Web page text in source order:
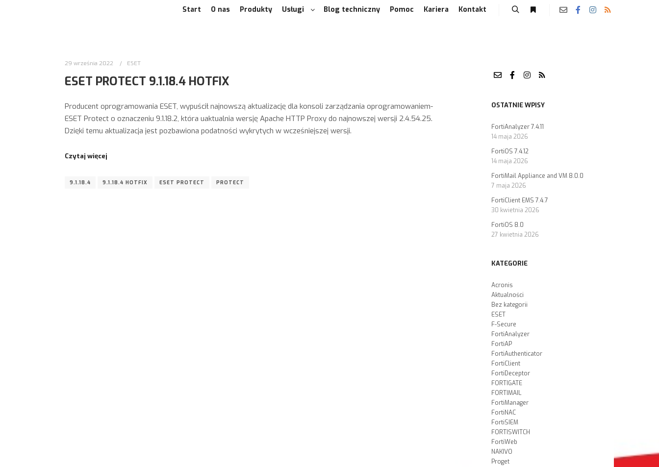
Start O nas Produkty Usługi Blog techniczny Pomoc Kariera Kontakt
29 września 2022 ESET
ESET PROTECT 9.1.18.4 HOTFIX
Producent oprogramowania ESET, wypuścił najnowszą aktualizację dla konsoli zarządzania oprogramowaniem-
ESET Protect o oznaczeniu 9.1.18.2, która uaktualnia wersję Apache HTTP Proxy do najnowszej wersji 2.4.54.25.
Dzięki temu aktualizacja jest pozbawiona podatności wykrytych w wcześniejszej wersji.
Czytaj więcej
9.1.18.4 9.1.18.4 HOTFIX ESET PROTECT PROTECT
OSTATNIE WPISY
FortiAnalyzer 7.4.11
14 maja 2026
FortiOS 7.4.12
14 maja 2026
FortiMail Appliance and VM 8.0.0
7 maja 2026
FortiClient EMS 7.4.7
30 kwietnia 2026
FortiOS 8.0
27 kwietnia 2026
KATEGORIE
Acronis
Aktualności
Bez kategorii
ESET
F-Secure
FortiAnalyzer
FortiAP
FortiAuthenticator
FortiClient
FortiDeceptor
FORTIGATE
FORTIMAIL
FortiManager
FortiNAC
FortiSIEM
FORTISWITCH
FortiWeb
NAKIVO
Proget